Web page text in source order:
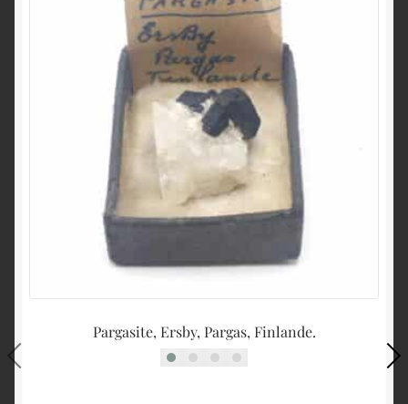
Pargasite, Ersby, Pargas, Finlande.